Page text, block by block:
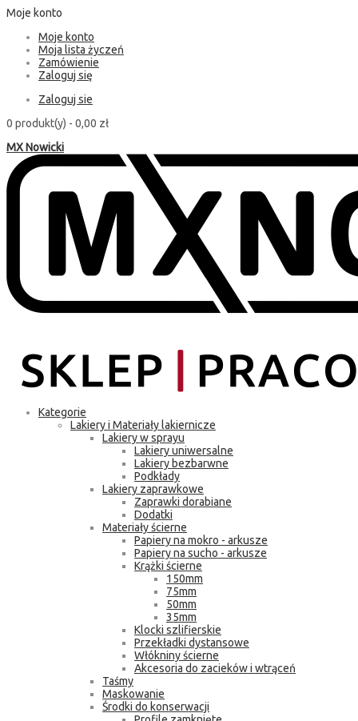
Moje konto
Moje konto
Moja lista życzeń
Zamówienie
Zaloguj się
Zaloguj sie
0 produkt(y) - 0,00 zł
MX Nowicki
Kategorie
Lakiery i Materiały lakiernicze
Lakiery w sprayu
Lakiery uniwersalne
Lakiery bezbarwne
Podkłady
Lakiery zaprawkowe
Zaprawki dorabiane
Dodatki
Materiały ścierne
Papiery na mokro - arkusze
Papiery na sucho - arkusze
Krążki ścierne
150mm
75mm
50mm
35mm
Klocki szlifierskie
Przekładki dystansowe
Włókniny ścierne
Akcesoria do zacieków i wtrąceń
Taśmy
Maskowanie
Środki do konserwacji